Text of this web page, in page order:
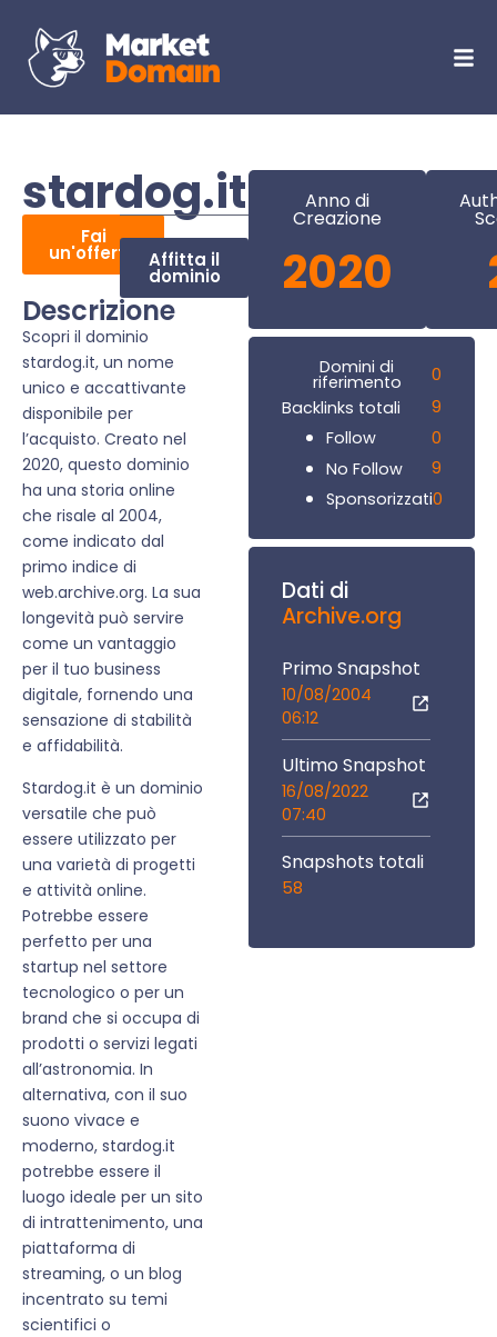
stardog.it
Fai
un'offerta Affitta il
dominio
Descrizione
Scopri il dominio
stardog.it, un nome
unico e accattivante
disponibile per
l’acquisto. Creato nel
2020, questo dominio
ha una storia online
che risale al 2004,
come indicato dal
primo indice di
web.archive.org. La sua
longevità può servire
come un vantaggio
per il tuo business
digitale, fornendo una
sensazione di stabilità
e affidabilità.
Stardog.it è un dominio
versatile che può
essere utilizzato per
una varietà di progetti
e attività online.
Potrebbe essere
perfetto per una
startup nel settore
tecnologico o per un
brand che si occupa di
prodotti o servizi legati
all’astronomia. In
alternativa, con il suo
suono vivace e
moderno, stardog.it
potrebbe essere il
luogo ideale per un sito
di intrattenimento, una
piattaforma di
streaming, o un blog
incentrato su temi
scientifici o
Anno di
Creazione
2020
Domini di
riferimento
0
Backlinks totali
9
Follow
0
No Follow
9
Sponsorizzati0
Dati di
Archive.org
Primo Snapshot
10/08/2004
06:12
Ultimo Snapshot
16/08/2022
07:40
Snapshots totali
58